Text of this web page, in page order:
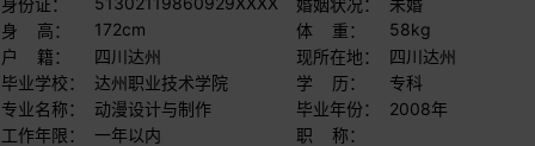
身份证：
婚姻状况：
未婚
身 高：
172cm 体 重：
58kg
户 籍：
四川达州 现所在地：
四川达州
毕业学校：
达州职业技术学院 学 历：
专科
专业名称：
动漫设计与制作 毕业年份：
2008年
工作年限：
一年以内 职 称：